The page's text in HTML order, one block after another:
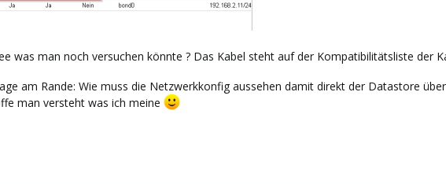
was man noch versuchen könnte ? Das Kabel steht auf der Kompatibilitätsliste der
am Rande: Wie muss die Netzwerkkonfig aussehen damit direkt der Datastore
man versteht was ich meine